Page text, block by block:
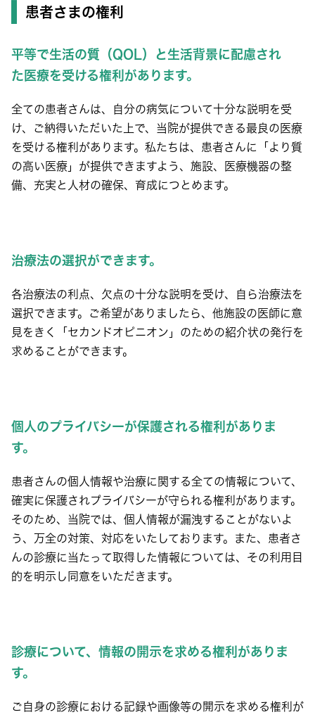
患者さまの権利
平等で生活の質（QOL）と生活背景に配慮され
た医療を受ける権利があります。
全ての患者さんは、自分の病気について十分な説明を受
け、ご納得いただいた上で、当院が提供できる最良の医療
を受ける権利があります。私たちは、患者さんに「より質
の高い医療」が提供できますよう、施設、医療機器の整
備、充実と人材の確保、育成につとめます。
治療法の選択ができます。
各治療法の利点、欠点の十分な説明を受け、自ら治療法を
選択できます。ご希望がありましたら、他施設の医師に意
見をきく「セカンドオピニオン」のための紹介状の発行を
求めることができます。
個人のプライバシーが保護される権利がありま
す。
患者さんの個人情報や治療に関する全ての情報について、
確実に保護されプライバシーが守られる権利があります。
そのため、当院では、個人情報が漏洩することがないよ
う、万全の対策、対応をいたしております。また、患者さ
んの診療に当たって取得した情報については、その利用目
的を明示し同意をいただきます。
診療について、情報の開示を求める権利がありま
す。
ご自身の診療における記録や画像等の開示を求める権利が